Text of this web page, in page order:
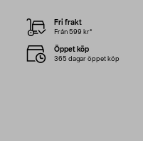
Fri frakt
Från 599 kr*
Öppet köp
365 dagar öppet köp